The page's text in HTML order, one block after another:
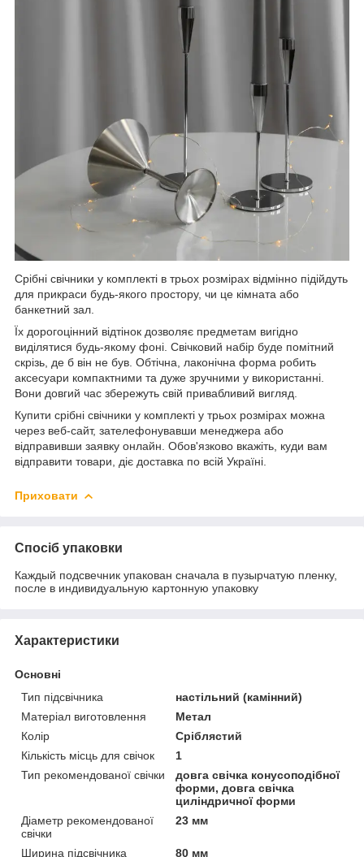
Срібні свічники у комплекті в трьох розмірах відмінно підійдуть
для прикраси будь-якого простору, чи це кімната або
банкетний зал.
Їх дорогоцінний відтінок дозволяє предметам вигідно
виділятися будь-якому фоні. Свічковий набір буде помітний
скрізь, де б він не був. Обтічна, лаконічна форма робить
аксесуари компактними та дуже зручними у використанні.
Вони довгий час збережуть свій привабливий вигляд.
Купити срібні свічники у комплекті у трьох розмірах можна
через веб-сайт, зателефонувавши менеджера або
відправивши заявку онлайн. Обов'язково вкажіть, куди вам
відправити товари, діє доставка по всій Україні.
Приховати
Спосіб упаковки
Каждый подсвечник упакован сначала в пузырчатую пленку,
после в индивидуальную картонную упаковку
Характеристики
Основні
Тип підсвічника
настільний (камінний)
Матеріал виготовлення
Метал
Колір
Сріблястий
Кількість місць для свічок
1
Тип рекомендованої свічки
довга свічка конусоподібної
форми, довга свічка
циліндричної форми
Діаметр рекомендованої
свічки
23 мм
Ширина підсвічника 80 мм